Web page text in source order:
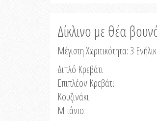
Δίκλινο με θέα
Μέγιστη Χωριτικότητα: 3
Διπλό Κρεβάτι
Επιπλέον Κρεβάτι
Κουζινάκι
Μπάνιο